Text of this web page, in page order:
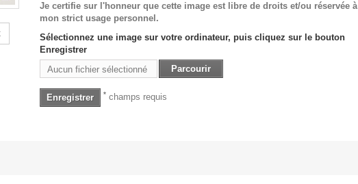
Je certifie sur l'honneur que cette image est libre de droits et/ou réservée à
mon strict usage personnel.
Sélectionnez une image sur votre ordinateur, puis cliquez sur le bouton
Enregistrer
Aucun fichier sélectionné
Parcourir
Enregistrer *champs requis